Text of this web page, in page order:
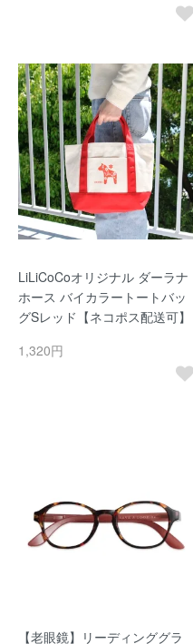
LiLiCoCoオリジナル ダーラナ
ホース バイカラートートバッ
グSレッド【ネコポス配送可】
1,320円
【老眼鏡】リーディンググラ